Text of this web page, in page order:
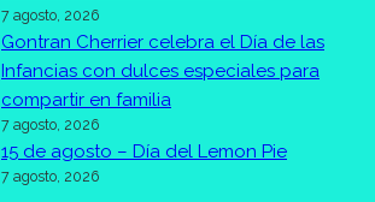
7 agosto, 2026
Gontran Cherrier celebra el Día de las
Infancias con dulces especiales para
compartir en familia
7 agosto, 2026
15 de agosto – Día del Lemon Pie
7 agosto, 2026